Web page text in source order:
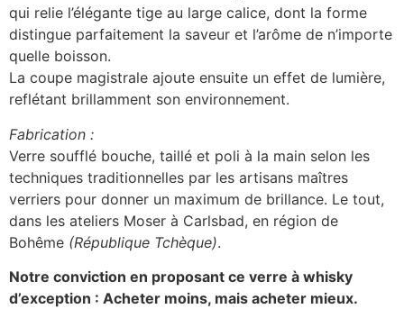
qui relie l’élégante tige au large calice, dont la forme
distingue parfaitement la saveur et l’arôme de n’importe
quelle boisson.
La coupe magistrale ajoute ensuite un effet de lumière,
reflétant brillamment son environnement.
Fabrication :
Verre soufflé bouche, taillé et poli à la main selon les
techniques traditionnelles par les artisans maîtres
verriers pour donner un maximum de brillance. Le tout,
dans les ateliers Moser à Carlsbad, en région de
Bohême (République Tchèque).
Notre conviction en proposant ce verre à whisky
d’exception : Acheter moins, mais acheter mieux.